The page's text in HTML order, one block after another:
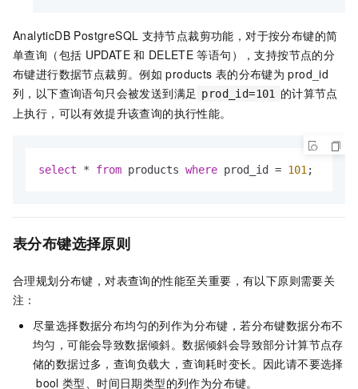
AnalyticDB PostgreSQL 支持节点裁剪功能，对于按分布键的简
单查询（包括 UPDATE 和 DELETE 等语句），支持按节点的分
布键进行数据节点裁剪。例如 products 表的分布键为 prod_id
列，以下查询语句只会被发送到满足 prod_id=101
的计算节点
上执行，可以有效提升该查询的执行性能。
select * from products where prod_id = 101 ;
表分布键选择原则
合理规划分布键，对表查询的性能至关重要，有以下原则需要关
注：
尽量选择数据分布均匀的列作为分布键，若分布键数据分布不
均匀，可能会导致数据倾斜。数据倾斜会导致部分计算节点存
储的数据过多，查询负载大，查询耗时变长。因此请不要选择
bool 类型、时间日期类型的列作为分布键。